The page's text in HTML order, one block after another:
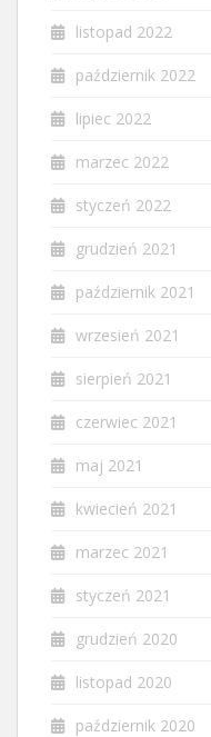
listopad 2022
październik 2022
lipiec 2022
marzec 2022
styczeń 2022
grudzień 2021
październik 2021
wrzesień 2021
sierpień 2021
czerwiec 2021
maj 2021
kwiecień 2021
marzec 2021
styczeń 2021
grudzień 2020
listopad 2020
październik 2020